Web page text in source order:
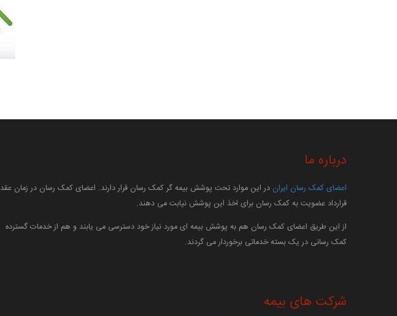
درباره ما
اعضای کمک رسان ایران در این موارد تحت پوشش بیمه گر کمک رسان قرار دارند. اعضای کمک رسان در زمان عقد
قرارداد عضویت به کمک رسان برای اخذ این پوشش نیابت می دهند.
از این طریق اعضای کمک رسان هم به پوشش بیمه ای مورد نیاز خود دسترسی می یابند و هم از خدمات گسترده
کمک رسانی در یک بسته خدماتی برخوردار می گردند.
شرکت های بیمه